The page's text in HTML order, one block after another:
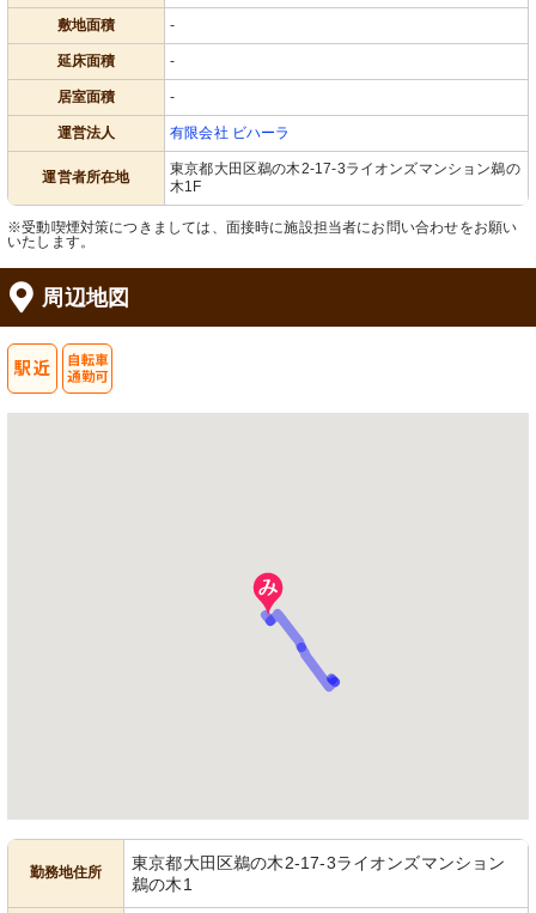
敷地面積 -
延床面積 -
居室面積 -
運営法人 有限会社 ビハーラ
運営者所在地
東京都大田区鵜の木2-17-3ライオンズマンション鵜の
木1F
※受動喫煙対策につきましては、面接時に施設担当者にお問い合わせをお願い
いたします。
周辺地図
勤務地住所
東京都大田区鵜の木2-17-3ライオンズマンション
鵜の木1